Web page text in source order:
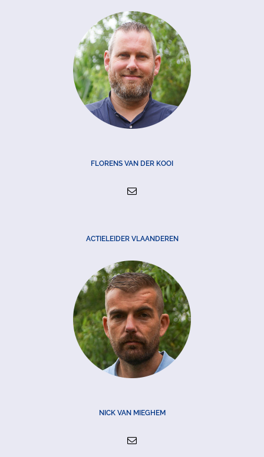
FLORENS VAN DER KOOI
ACTIELEIDER VLAANDEREN
NICK VAN MIEGHEM